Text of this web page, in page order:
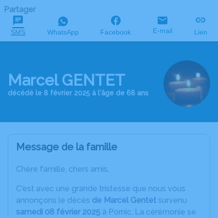
Partager
SMS WhatsApp Facebook E-mail Lien
Marcel GENTET
décédé le 8 février 2025 à l'âge de 68 ans
Message de la famille
Chère famille, chers amis,
C'est avec une grande tristesse que nous vous
annonçons le décès de Marcel Gentet survenu
samedi 08 février 2025 à Pornic. La cérémonie se